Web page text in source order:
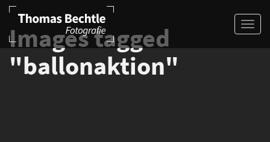
Images tagged
"ballonaktion"